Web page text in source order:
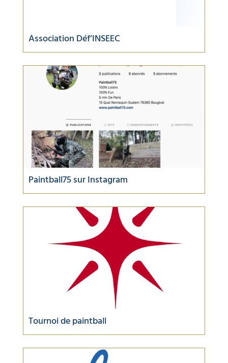
Association Déf’INSEEC
Paintball75 sur Instagram
Tournoi de paintball